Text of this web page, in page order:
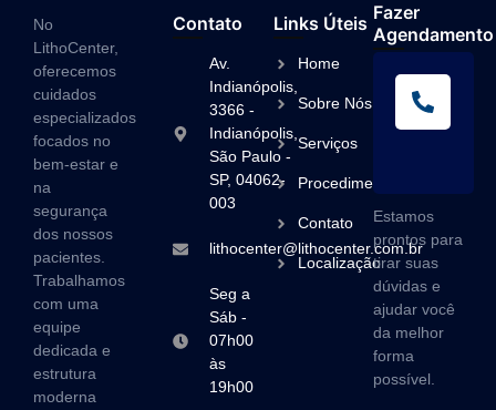
No
LithoCenter,
oferecemos
cuidados
especializados
focados no
bem-estar e
na
segurança
dos nossos
pacientes.
Trabalhamos
com uma
equipe
dedicada e
estrutura
moderna
Contato
Av.
Indianópolis,
3366 -
Indianópolis,
São Paulo -
SP, 04062-
003
lithocenter@lithocenter.com.br
Seg a
Sáb -
07h00
às
19h00
Links Úteis
Home
Sobre Nós
Serviços
Procedimentos
Contato
Localização
Fazer
Agendamento
Estamos
prontos para
tirar suas
dúvidas e
ajudar você
da melhor
forma
possível.